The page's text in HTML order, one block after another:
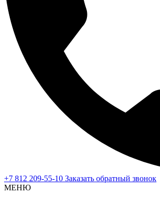
+7 812 209-55-10 Заказать обратный звонок
МЕНЮ